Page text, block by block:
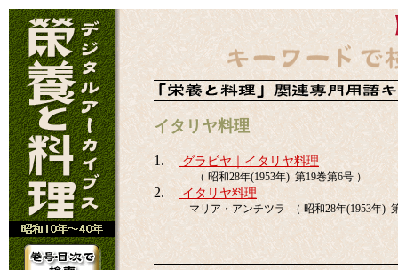
イタリヤ料理
1. グラビヤ｜イタリヤ料理
（ 昭和28年(1953年) 第19巻第6号 ）
2. イタリヤ料理
マリア・アンチツラ （ 昭和28年(1953年)